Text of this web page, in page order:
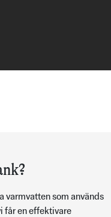
varmvatten som används
får en effektivare